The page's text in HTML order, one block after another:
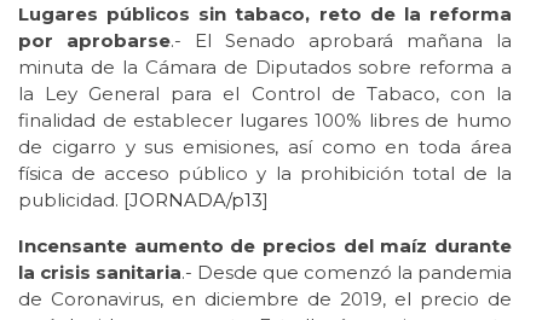
Lugares públicos sin tabaco, reto de la reforma
por aprobarse.- El Senado aprobará mañana la
minuta de la Cámara de Diputados sobre reforma a
la Ley General para el Control de Tabaco, con la
finalidad de establecer lugares 100% libres de humo
de cigarro y sus emisiones, así como en toda área
física de acceso público y la prohibición total de la
publicidad. [JORNADA/p13]
Incensante aumento de precios del maíz durante
la crisis sanitaria.- Desde que comenzó la pandemia
de Coronavirus, en diciembre de 2019, el precio de